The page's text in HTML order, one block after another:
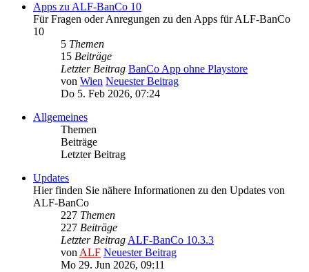
Apps zu ALF-BanCo 10
Für Fragen oder Anregungen zu den Apps für ALF-BanCo
10
5 Themen
15 Beiträge
Letzter Beitrag BanCo App ohne Playstore
von Wien Neuester Beitrag
Do 5. Feb 2026, 07:24
Allgemeines
Themen
Beiträge
Letzter Beitrag
Updates
Hier finden Sie nähere Informationen zu den Updates von
ALF-BanCo
227 Themen
227 Beiträge
Letzter BeitragALF-BanCo 10.3.3
vonALF Neuester Beitrag
Mo 29. Jun 2026, 09:11